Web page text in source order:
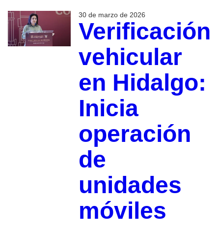
30 de marzo de 2026
Verificación
vehicular
en Hidalgo:
Inicia
operación
de
unidades
móviles